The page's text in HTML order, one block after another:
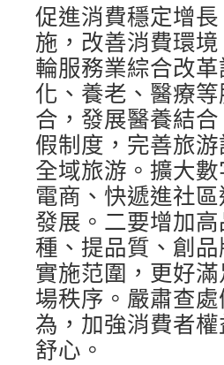
促進消費穩定增
施，改善消費環
輪服務業綜合改
化、養老、醫療
合，發展醫養結
假制度，完善旅
全域旅游。擴大
電商、快遞進社
發展。二要增加高
種、提品質、創
實施范圍，更好
場秩序。嚴肅查
為，加強消費者
舒心。